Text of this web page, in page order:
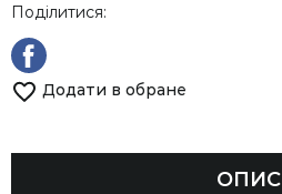
Поділитися:
Додати в обране
ОПИС